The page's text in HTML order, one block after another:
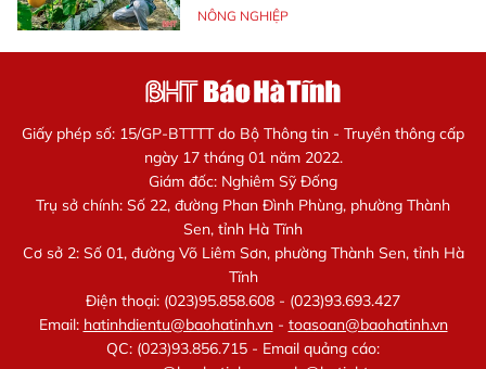
NÔNG NGHIỆP
Giấy phép số: 15/GP-BTTTT do Bộ Thông tin - Truyền thông cấp
ngày 17 tháng 01 năm 2022.
Giám đốc: Nghiêm Sỹ Đống
Trụ sở chính: Số 22, đường Phan Đình Phùng, phường Thành
Sen, tỉnh Hà Tĩnh
Cơ sở 2: Số 01, đường Võ Liêm Sơn, phường Thành Sen, tỉnh Hà
Tĩnh
Điện thoại: (023)95.858.608 - (023)93.693.427
Email: hatinhdientu@baohatinh.vn- toasoan@baohatinh.vn
QC: (023)93.856.715 - Email quảng cáo: